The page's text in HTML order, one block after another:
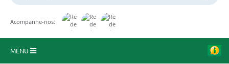
Acompanhe-nos:
MENU